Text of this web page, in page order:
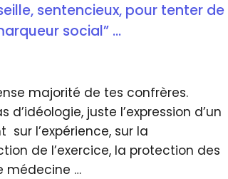
sentencieux, pour tenter de
social” …
majorité de tes confrères.
juste l’expression d’un
l’expérience, sur la
de l’exercice, la protection des
médecine …